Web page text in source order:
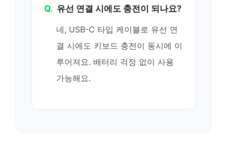
Q. 유선 연결 시에도 충전이 되나요?
네, USB-C 타입 케이블로 유선 연
결 시에도 키보드 충전이 동시에 이
루어져요. 배터리 걱정 없이 사용
가능해요.